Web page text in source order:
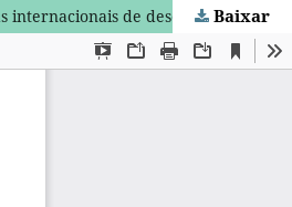
internacionais de desenvolvimento
Baixar